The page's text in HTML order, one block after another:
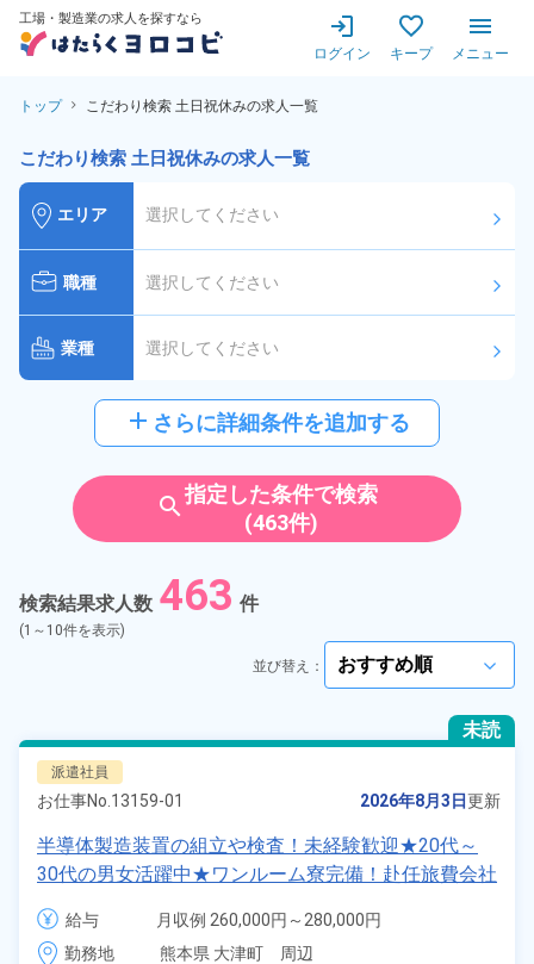
工場・製造業の求人を探すなら
ログイン キープ メニュー
トップ こだわり検索 土日祝休みの求人一覧
こだわり検索 土日祝休みの求人一覧
エリア 選択してください arrow_forward_ios
職種 選択してください arrow_forward_ios
業種 選択してください arrow_forward_ios
選択してください
雇用形態 派遣社員
紹介予定派遣
契約社員
アルバイト・パート
正社員 ※無期雇用派遣
期間従業員
こだわり 土日祝休み
add さらに詳細条件を追加する
search指定した条件で検索
(463件)
検索結果求人数 463 件
(1～10件を表示)
並び替え： arrow_forward_ios
未読
派遣社員
お仕事No. 13159-01 2026年8月3日更新
半導体製造装置の組立や検査！未経験歓迎★20代～
30代の男女活躍中★ワンルーム寮完備！赴任旅費会社
負担！マイカー通勤OK！無料駐車場あり！正社員登
用あり！《熊本県菊池郡大津町》
給与
月収例 260,000円～280,000円
時給 1,400円～1,400円
勤務地
熊本県 大津町　周辺